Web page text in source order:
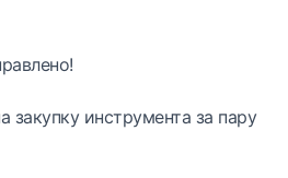
закупку инструмента за пару